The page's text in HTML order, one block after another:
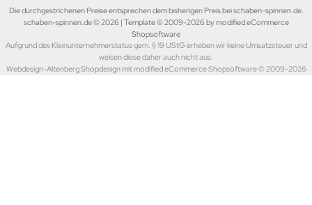
Die durchgestrichenen Preise entsprechen dem bisherigen Preis bei schaben-spinnen.de.
schaben-spinnen.de © 2026 | Template © 2009-2026 by modified eCommerce
Shopsoftware
Aufgrund des Kleinunternehmerstatus gem. § 19 UStG erheben wir keine Umsatzsteuer und
weisen diese daher auch nicht aus.
Webdesign-Altenberg Shopdesign mit modified eCommerce Shopsoftware © 2009-2026